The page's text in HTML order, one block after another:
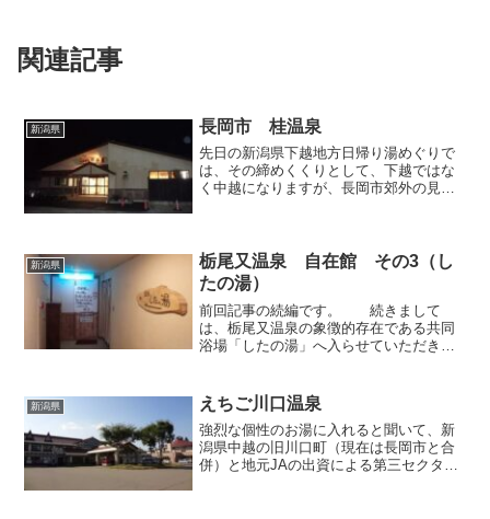
関連記事
新潟県 長岡市 桂温泉
先日の新潟県下越地方日帰り湯めぐりで
は、その締めくくりとして、下越ではな
く中越になりますが、長岡市郊外の見附
ってしまい、一時期は休業して...
新潟県
栃尾又温泉 自在館 その3（し
たの湯）
前回記事の続編です。 続きまして
は、栃尾又温泉の象徴的存在である共同
浴場「したの湯」へ入らせていただきま
どん下ってゆきます。総木造の廊下はな
かなか趣きがあり、歩くだけ...
新潟県 えちご川口温泉
強烈な個性のお湯に入れると聞いて、新
潟県中越の旧川口町（現在は長岡市と合
併）と地元JAの出資による第三セクター